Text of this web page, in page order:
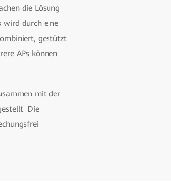
die Lösung
wird durch eine
gestützt
APs können
mit der
Die